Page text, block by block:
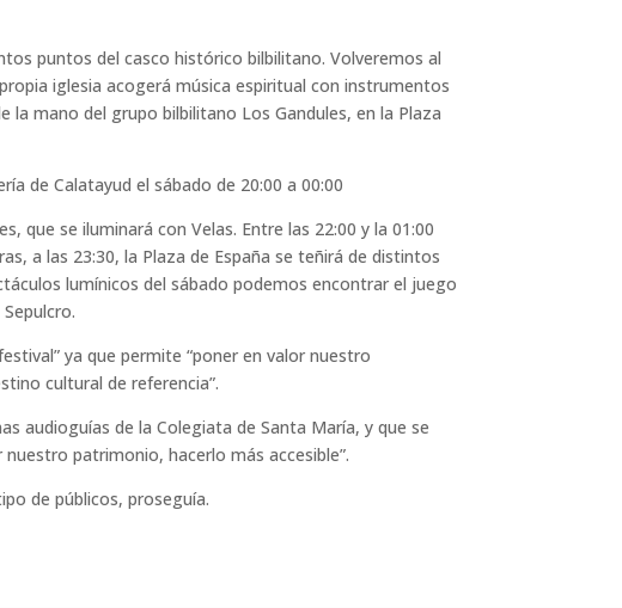
puntos del casco histórico bilbilitano. Volveremos al
iglesia acogerá música espiritual con instrumentos
la mano del grupo bilbilitano Los Gandules, en la Plaza
de Calatayud el sábado de 20:00 a 00:00
que se iluminará con Velas. Entre las 22:00 y la 01:00
a las 23:30, la Plaza de España se teñirá de distintos
lumínicos del sábado podemos encontrar el juego
ya que permite “poner en valor nuestro
cultural de referencia”.
audioguías de la Colegiata de Santa María, y que se
patrimonio, hacerlo más accesible”.
de públicos, proseguía.